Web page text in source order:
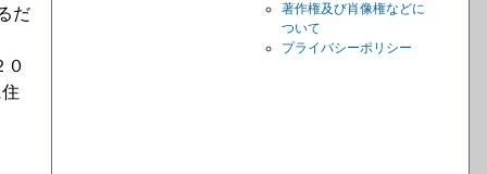
だ
０
著作権及び肖像権などに
ついて
プライバシーポリシー